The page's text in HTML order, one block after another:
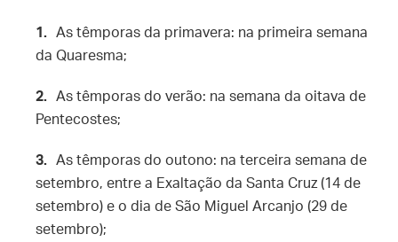
As têmporas da primavera: na primeira semana
da Quaresma;
As têmporas do verão: na semana da oitava de
Pentecostes;
As têmporas do outono: na terceira semana de
setembro, entre a Exaltação da Santa Cruz (14 de
setembro) e o dia de São Miguel Arcanjo (29 de
setembro);